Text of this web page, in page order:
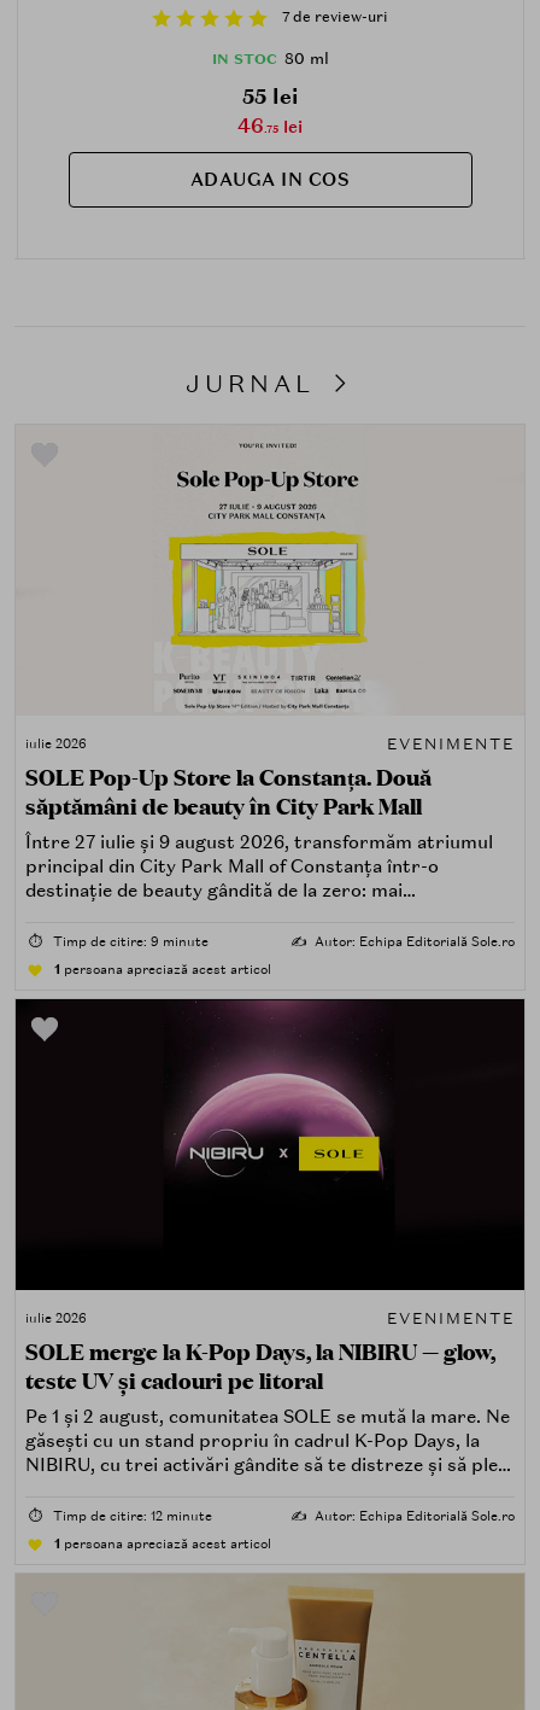
7 de review-uri
IN STOC 80 ml
55 lei
46.75 lei
ADAUGA IN COS
JURNAL
iulie 2026 EVENIMENTE
SOLE Pop-Up Store la Constanța. Două
săptămâni de beauty în City Park Mall
Între 27 iulie și 9 august 2026, transformăm atriumul
principal din City Park Mall of Constanța într-o
destinație de beauty gândită de la zero: mai
care îți place, de fapt, să descoperi produse — testând,
atingând, comparând, întrebând.
⏱️ Timp de citire: 9 minute ✍️ Autor: Echipa Editorială Sole.ro
1 persoana apreciază acest articol
iulie 2026 EVENIMENTE
SOLE merge la K-Pop Days, la NIBIRU — glow,
teste UV și cadouri pe litoral
Pe 1 și 2 august, comunitatea SOLE se mută la mare. Ne
găsești cu un stand propriu în cadrul K-Pop Days, la
NIBIRU, cu trei activări gândite să te distreze și să pleci
⏱️ Timp de citire: 12 minute ✍️ Autor: Echipa Editorială Sole.ro
1 persoana apreciază acest articol